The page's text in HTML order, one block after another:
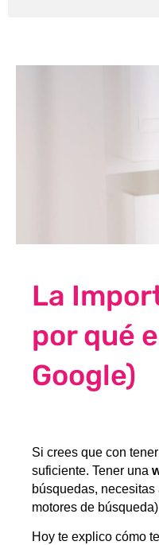
La
por qué
Google)
Si crees que con
suficiente. Tener una
búsquedas, necesitas
motores de
Hoy te explico cómo